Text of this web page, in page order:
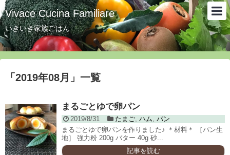
Vivace Cucina Familiare
いきいき家族ごはん
「 2019年08月 」 一覧
まるごとゆで卵パン
2019/8/31 たまご, ハム パン
まるごとゆで卵パンを作りました♪ ＊材料＊ ［パン生
地］ 強力粉 200g バター 40g 砂...
記事を読む